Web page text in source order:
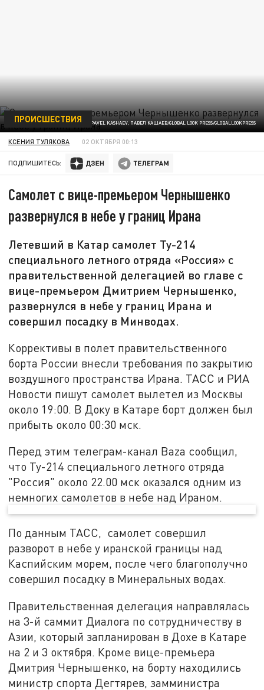
ФОТО: PAVEL KASHAEV, ПАВЕЛ КАШАЕВ/GLOBAL LOOK PRESS/GLOBALLOOKPRESS
ПРОИСШЕСТВИЯ
КСЕНИЯ ТУЛЯКОВА 02 ОКТЯБРЯ 00:13
ПОДПИШИТЕСЬ:
Самолет с вице-премьером Чернышенко
развернулся в небе у границ Ирана
Летевший в Катар самолет Ту-214
специального летного отряда «Россия» с
правительственной делегацией во главе с
вице-премьером Дмитрием Чернышенко,
развернулся в небе у границ Ирана и
совершил посадку в Минводах.
Коррективы в полет правительственного
борта России внесли требования по закрытию
воздушного пространства Ирана. ТАСС и РИА
Новости пишут самолет вылетел из Москвы
около 19:00. В Доку в Катаре борт должен был
прибыть около 00:30 мск.
Перед этим телеграм-канал Baza сообщил,
что Ту-214 специального летного отряда
"Россия" около 22.00 мск оказался одним из
немногих самолетов в небе над Ираном.
По данным ТАСС, самолет совершил
разворот в небе у иранской границы над
Каспийским морем, после чего благополучно
совершил посадку в Минеральных водах.
Правительственная делегация направлялась
на 3-й саммит Диалога по сотрудничеству в
Азии, который запланирован в Дохе в Катаре
на 2 и 3 октября. Кроме вице-премьера
Дмитрия Чернышенко, на борту находились
министр спорта Дегтярев, замминистра